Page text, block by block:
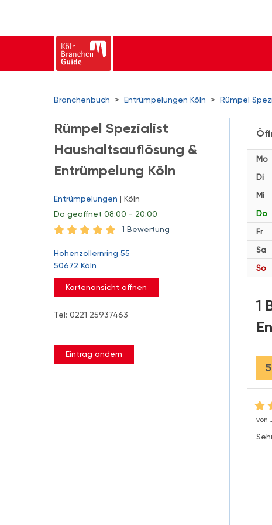
Branchenbuch > Entrümpelungen Köln > Rümpel
Rümpel Spezialist
Haushaltsauflösung &
Entrümpelung Köln
Entrümpelungen | Köln
Do geöffnet 08:00 - 20:00
1 Bewertung
Hohenzollernring 55
50672 Köln
Kartenansicht öffnen
Tel: 0221 25937463
Eintrag ändern
Mo
Di
Mi
Do
Fr
Sa
So
1
5
von